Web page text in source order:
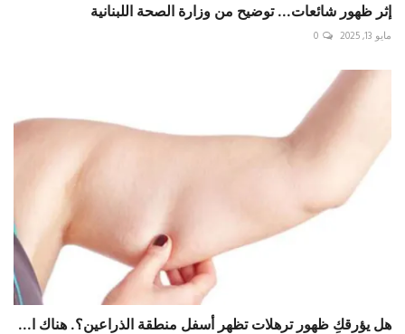
إثر ظهور شائعات... توضيح من وزارة الصحة اللبنانية
مايو 13, 2025 0
هل يؤرقكِ ظهور ترهلات تظهر أسفل منطقة الذراعين؟. هناك ا...